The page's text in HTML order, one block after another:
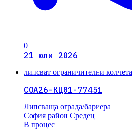
0
21 юли 2026
липсват ограничителни колчета
СОА26-КЦ01-77451
Липсваща ограда/бариера
София район Средец
В процес